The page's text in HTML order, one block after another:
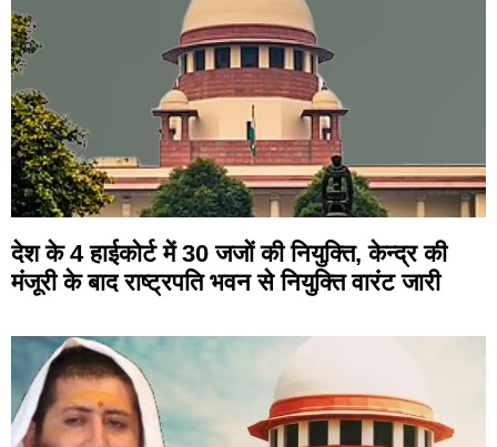
देश के 4 हाईकोर्ट में 30 जजों की नियुक्ति, केन्द्र की
मंजूरी के बाद राष्ट्रपति भवन से नियुक्ति वारंट जारी